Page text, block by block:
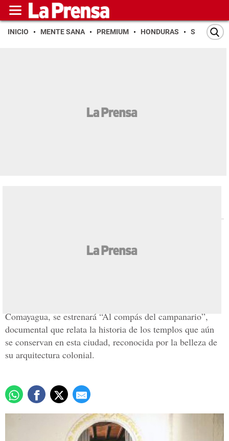
INICIO MENTE SANA PREMIUM HONDURAS SAN PEDRO
'Al compás del
campanario'
Comayagua, se estrenará “Al compás del campanario”,
documental que relata la historia de los templos que aún
se conservan en esta ciudad, reconocida por la belleza de
su arquitectura colonial.